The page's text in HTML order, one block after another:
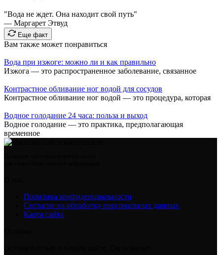
"Вода не ждет. Она находит свой путь"
— Маргарет Этвуд
Еще факт
Вам также может понравиться
Вода при изжоге: можно ли и как правильно
Изжога — это распространенное заболевание, связанное
Контрастное обливание ног водой для сосудов
Контрастное обливание ног водой — это процедура, которая
Водное голодание 24 часа: польза и выход
Водное голодание — это практика, предполагающая
временное
Политика конфиденциальности
Согласие на обработку персональных данных
Карта сайта